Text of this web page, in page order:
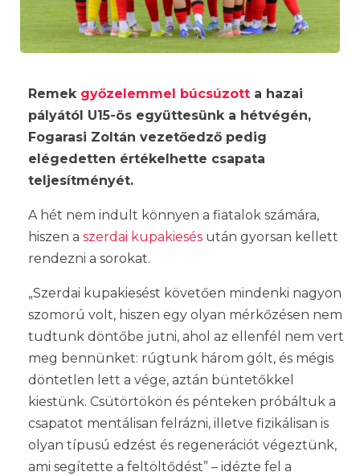
Remek győzelemmel búcsúzott a hazai
pályától U15-ös együttesünk a hétvégén,
Fogarasi Zoltán vezetőedző pedig
elégedetten értékelhette csapata
teljesítményét.
A hét nem indult könnyen a fiatalok számára,
hiszen a szerdai kupakiesés után gyorsan kellett
rendezni a sorokat.
„Szerdai kupakiesést követően mindenki nagyon
szomorú volt, hiszen egy olyan mérkőzésen nem
tudtunk döntőbe jutni, ahol az ellenfél nem vert
meg bennünket: rúgtunk három gólt, és mégis
döntetlen lett a vége, aztán büntetőkkel
kiestünk. Csütörtökön és pénteken próbáltuk a
csapatot mentálisan felrázni, illetve fizikálisan is
olyan típusú edzést és regenerációt végeztünk,
ami segítette a feltöltődést” – idézte fel a